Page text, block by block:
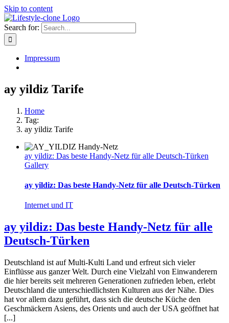
Skip to content
Search for:
Impressum
ay yildiz Tarife
Home
Tag:
ay yildiz Tarife
ay yildiz: Das beste Handy-Netz für alle Deutsch-Türken
Gallery
ay yildiz: Das beste Handy-Netz für alle Deutsch-Türken
Internet und IT
ay yildiz: Das beste Handy-Netz für alle
Deutsch-Türken
Deutschland ist auf Multi-Kulti Land und erfreut sich vieler
Einflüsse aus ganzer Welt. Durch eine Vielzahl von Einwanderern
die hier bereits seit mehreren Generationen zufrieden leben, erlebt
Deutschland die unterschiedlichsten Kulturen aus der Nähe. Dies
hat vor allem dazu geführt, dass sich die deutsche Küche den
Geschmäckern Asiens, des Orients und auch der USA geöffnet hat
[...]